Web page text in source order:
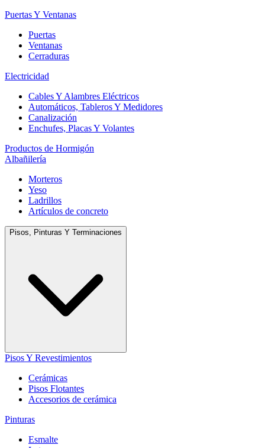
Puertas Y Ventanas
Puertas
Ventanas
Cerraduras
Electricidad
Cables Y Alambres Eléctricos
Automáticos, Tableros Y Medidores
Canalización
Enchufes, Placas Y Volantes
Productos de Hormigón
Albañilería
Morteros
Yeso
Ladrillos
Artículos de concreto
Pisos, Pinturas Y Terminaciones
Pisos Y Revestimientos
Cerámicas
Pisos Flotantes
Accesorios de cerámica
Pinturas
Esmalte